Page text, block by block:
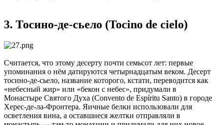
3. Тосино-де-сьело (Tocino de cielo)
Считается, что этому десерту почти семьсот лет: первые
упоминания о нём датируются четырнадцатым веком. Десерт
тосино-де-сьело, название которого, кстати, переводится как
«небесный жир» или «бекон с небес», придумали в
Монастыре Святого Духа (Convento de Espíritu Santo) в городе
Херес-де-ла-Фронтера. Яичные белки использовали для
осветления вина, а оставшиеся желтки отправляли в